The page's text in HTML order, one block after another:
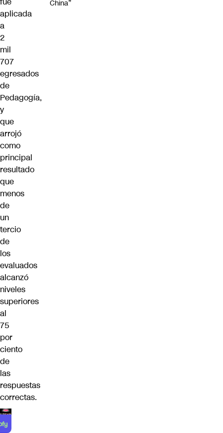
aplicada
a
2
mil
707
egresados
de
Pedagogía,
y
que
arrojó
como
principal
resultado
que
menos
de
un
tercio
de
los
evaluados
alcanzó
niveles
superiores
al
75
por
ciento
de
las
respuestas
correctas.
China”